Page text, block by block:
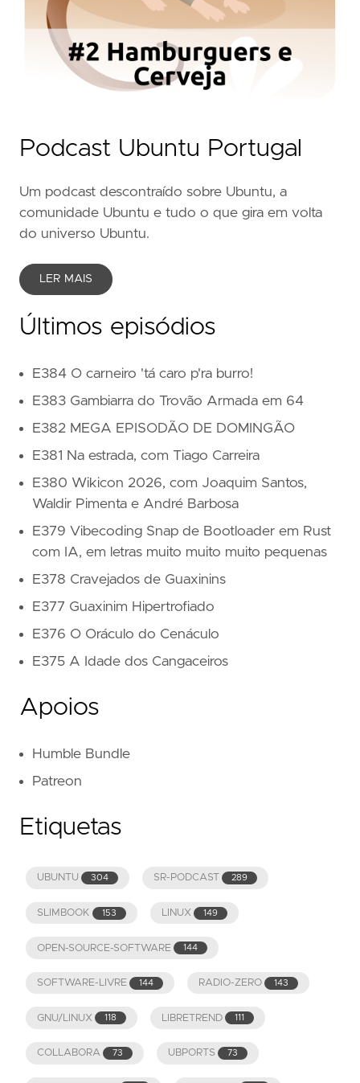
Podcast Ubuntu Portugal
Um podcast descontraído sobre Ubuntu, a
comunidade Ubuntu e tudo o que gira em volta
do universo Ubuntu.
LER MAIS
Últimos episódios
E384 O carneiro 'tá caro p'ra burro!
E383 Gambiarra do Trovão Armada em 64
E382 MEGA EPISODÃO DE DOMINGÃO
E381 Na estrada, com Tiago Carreira
E380 Wikicon 2026, com Joaquim Santos,
Waldir Pimenta e André Barbosa
E379 Vibecoding Snap de Bootloader em Rust
com IA, em letras muito muito muito pequenas
E378 Cravejados de Guaxinins
E377 Guaxinim Hipertrofiado
E376 O Oráculo do Cenáculo
E375 A Idade dos Cangaceiros
Apoios
Humble Bundle
Patreon
Etiquetas
UBUNTU 304 SR-PODCAST 289
SLIMBOOK 153 LINUX 149
OPEN-SOURCE-SOFTWARE 144
SOFTWARE-LIVRE 144 RADIO-ZERO 143
GNU/LINUX 118 LIBRETREND 111
COLLABORA 73 UBPORTS 73